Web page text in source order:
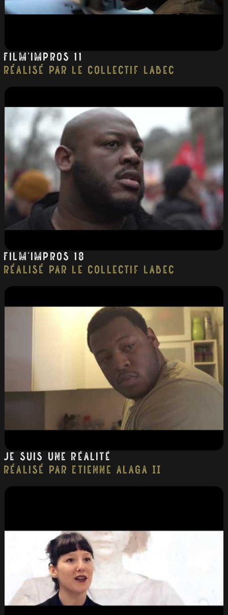
Film’impros 11
réalisé par Le collectif Labec
Film’impros 18
réalisé par Le collectif Labec
Je Suis Une Réalité
réalisé par Etienne Alaga II